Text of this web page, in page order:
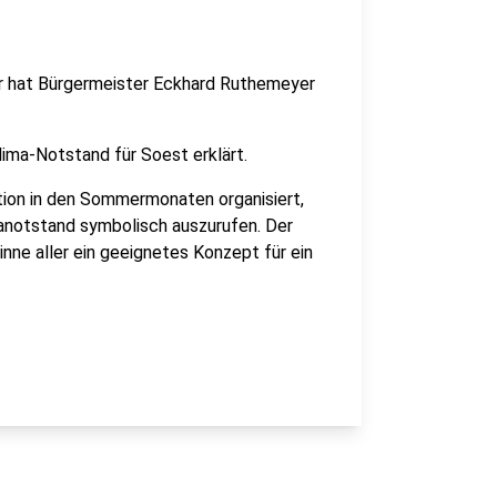
Bürgermeister Eckhard Ruthemeyer
Notstand für Soest erklärt.
in den Sommermonaten organisiert,
symbolisch auszurufen. Der
aller ein geeignetes Konzept für ein